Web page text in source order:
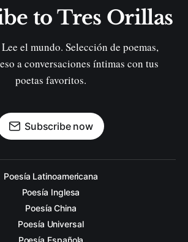
to Tres Orillas
el mundo. Selección de poemas,
a conversaciones íntimas con tus
poetas favoritos.
Subscribe now
Poesía Latinoamericana
Poesía Inglesa
Poesía China
Poesía Universal
Poesía Española